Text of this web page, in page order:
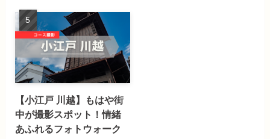
【小江戸 川越】もはや街
中が撮影スポット！情緒
あふれるフォトウォーク